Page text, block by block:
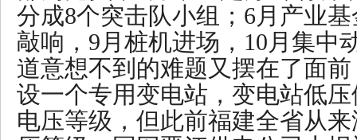
分成8个突击队小组；6月产业
敲响，9月桩机进场，10月集中
道意想不到的难题又摆在了面
设一个专用变电站，变电站低
电压等级，但此前福建全省从